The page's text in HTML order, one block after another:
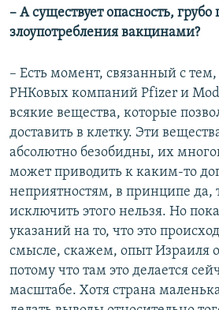
– А существует опасность, грубо
злоупотребления вакцинами?
– Есть момент, связанный с
РНКовых компаний Pfizer и
всякие вещества, которые
доставить в клетку. Эти
абсолютно безобидны, их
может приводить к каким-то
неприятностям, в принципе да,
исключить этого нельзя. Но
указаний на то, что это
смысле, скажем, опыт Израиля
потому что там это делается
масштабе. Хотя страна